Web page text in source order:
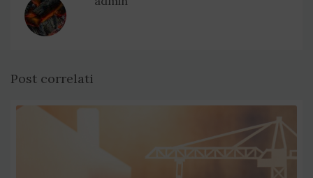
Post correlati